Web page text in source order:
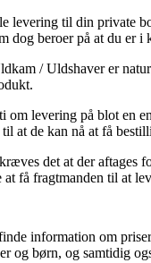
levering til din private
dog beroer på at du er i
/ Uldshaver er
levering på blot en
at de kan nå at få
det at der
få fragtmanden til at
information om
og børn, og samtidig